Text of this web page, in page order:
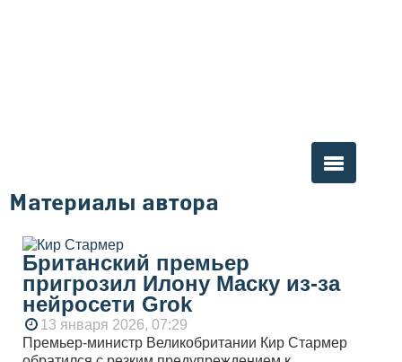
Вы здесь
Материалы автора
Британский премьер
пригрозил Илону Маску из-за
нейросети Grok
13 января 2026, 07:29
Премьер-министр Великобритании Кир Стармер